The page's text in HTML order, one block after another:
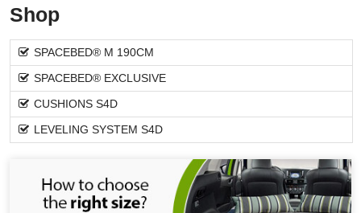
Shop
SPACEBED® M 190CM
SPACEBED® EXCLUSIVE
CUSHIONS S4D
LEVELING SYSTEM S4D